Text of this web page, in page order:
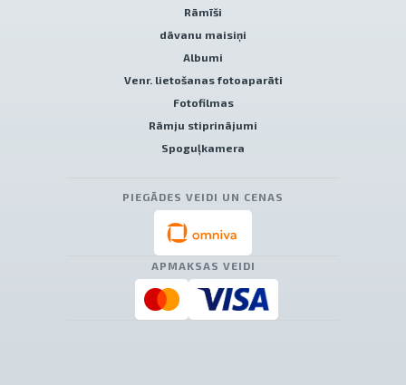
Rāmīši
dāvanu maisiņi
Albumi
Venr. lietošanas fotoaparāti
Fotofilmas
Rāmju stiprinājumi
Spoguļkamera
PIEGĀDES VEIDI UN CENAS
APMAKSAS VEIDI